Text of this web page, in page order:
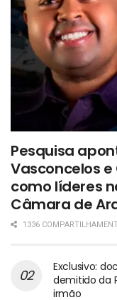
Pesquisa
Vasconcelos e
como líderes
Câmara de
1336
Exclusivo:
demitido da
irmão